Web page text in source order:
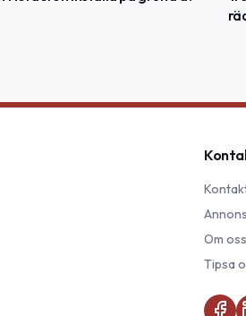
Om oss
Tipsa